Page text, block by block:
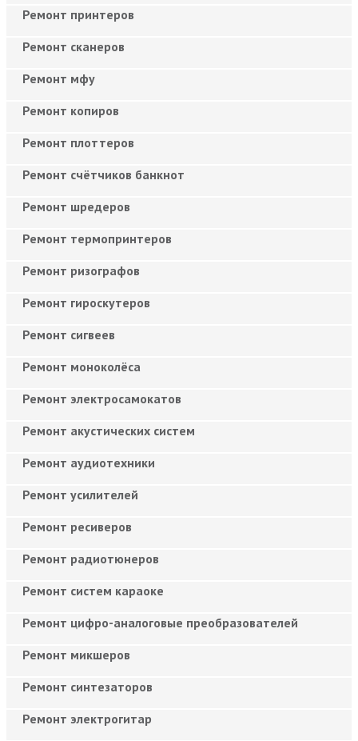
Ремонт принтеров
Ремонт сканеров
Ремонт мфу
Ремонт копиров
Ремонт плоттеров
Ремонт счётчиков банкнот
Ремонт шредеров
Ремонт термопринтеров
Ремонт ризографов
Ремонт гироскутеров
Ремонт сигвеев
Ремонт моноколёса
Ремонт электросамокатов
Ремонт акустических систем
Ремонт аудиотехники
Ремонт усилителей
Ремонт ресиверов
Ремонт радиотюнеров
Ремонт систем караоке
Ремонт цифро-аналоговые преобразователей
Ремонт микшеров
Ремонт синтезаторов
Ремонт электрогитар